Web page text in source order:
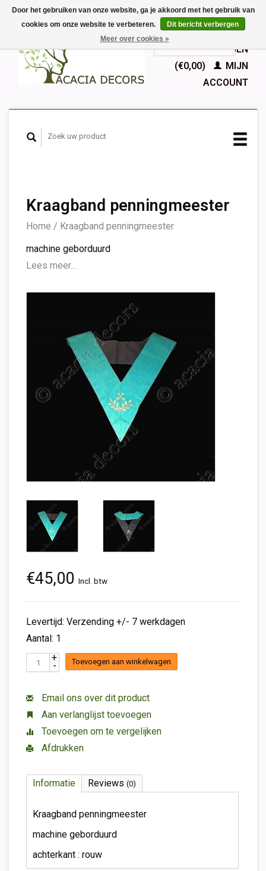
EUR
GBPNederlands
Deutsch
English
Français
WINKELWAGEN
(€0,00)
MIJN
ACCOUNT
Kraagband penningmeester
Home / Kraagband penningmeester
machine geborduurd
Lees meer...
€45,00 Incl. btw
Levertijd: Verzending +/- 7 werkdagen
Aantal: 1
+
- Toevoegen aan winkelwagen
Email ons over dit product
Aan verlanglijst toevoegen
Toevoegen om te vergelijken
Afdrukken
Informatie Reviews (0)
Kraagband penningmeester
machine geborduurd
achterkant : rouw
Door het gebruiken van onze website, ga je akkoord met het gebruik van
cookies om onze website te verbeteren.
Dit bericht verbergen
Meer over cookies »